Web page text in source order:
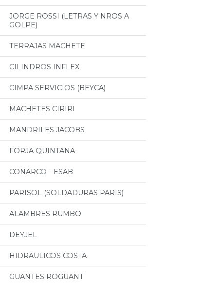
JORGE ROSSI (LETRAS Y NROS A
GOLPE)
TERRAJAS MACHETE
CILINDROS INFLEX
CIMPA SERVICIOS (BEYCA)
MACHETES CIRIRI
MANDRILES JACOBS
FORJA QUINTANA
CONARCO - ESAB
PARISOL (SOLDADURAS PARIS)
ALAMBRES RUMBO
DEYJEL
HIDRAULICOS COSTA
GUANTES ROGUANT